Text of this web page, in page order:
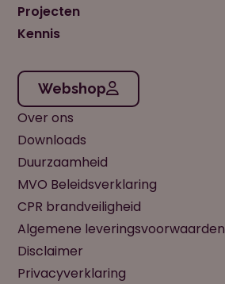
Projecten
Kennis
Webshop
Over ons
Downloads
Duurzaamheid
MVO Beleidsverklaring
CPR brandveiligheid
Algemene leveringsvoorwaarden
Disclaimer
Privacyverklaring